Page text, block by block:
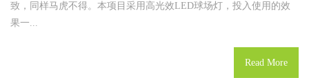
致，同样马虎不得。本项目采用高光效LED球场灯，投入使用的效
果一...
Read More